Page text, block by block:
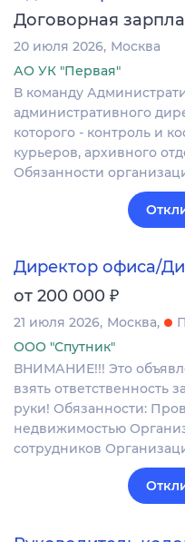
Договорная
20 июля 2026 Москва
АО УК "Первая"
В команду
административного
которого - контроль и
курьеров, архивного
Обязанности
Директор офиса/
от 200 000 ₽
21 июля 2026 Москва
ООО "Спутник"
ВНИМАНИЕ!!! Это
взять ответственность
руки! Обязанности:
недвижимостью
сотрудников